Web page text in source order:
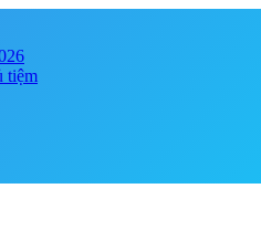
tiệm
đảm bảo chính hãng, giá